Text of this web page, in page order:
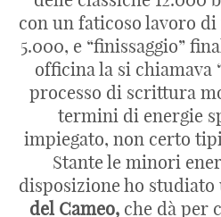
con un faticoso lavoro
5.000, e “finissaggio”
officina la si chiamava
processo di scrittura
termini di energie
impiegato, non certo
Stante le minori
disposizione ho studiato
del Cameo, che dà per